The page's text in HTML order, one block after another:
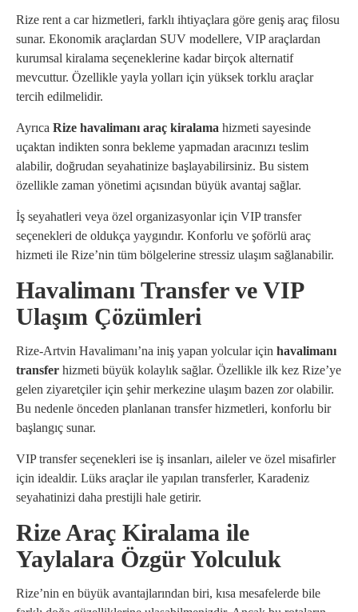
Rize rent a car hizmetleri, farklı ihtiyaçlara göre geniş araç filosu
sunar. Ekonomik araçlardan SUV modellere, VIP araçlardan
kurumsal kiralama seçeneklerine kadar birçok alternatif
mevcuttur. Özellikle yayla yolları için yüksek torklu araçlar
tercih edilmelidir.
Ayrıca Rize havalimanı araç kiralama hizmeti sayesinde
uçaktan indikten sonra bekleme yapmadan aracınızı teslim
alabilir, doğrudan seyahatinize başlayabilirsiniz. Bu sistem
özellikle zaman yönetimi açısından büyük avantaj sağlar.
İş seyahatleri veya özel organizasyonlar için VIP transfer
seçenekleri de oldukça yaygındır. Konforlu ve şoförlü araç
hizmeti ile Rize’nin tüm bölgelerine stressiz ulaşım sağlanabilir.
Havalimanı Transfer ve VIP
Ulaşım Çözümleri
Rize-Artvin Havalimanı’na iniş yapan yolcular için havalimanı
transfer hizmeti büyük kolaylık sağlar. Özellikle ilk kez Rize’ye
gelen ziyaretçiler için şehir merkezine ulaşım bazen zor olabilir.
Bu nedenle önceden planlanan transfer hizmetleri, konforlu bir
başlangıç sunar.
VIP transfer seçenekleri ise iş insanları, aileler ve özel misafirler
için idealdir. Lüks araçlar ile yapılan transferler, Karadeniz
seyahatinizi daha prestijli hale getirir.
Rize Araç Kiralama ile
Yaylalara Özgür Yolculuk
Rize’nin en büyük avantajlarından biri, kısa mesafelerde bile